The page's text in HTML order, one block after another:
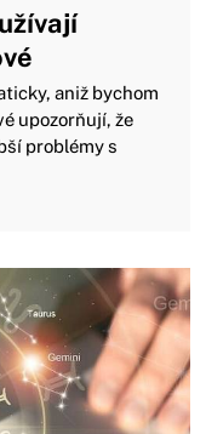
aniž bychom
upozorňují, že
problémy s